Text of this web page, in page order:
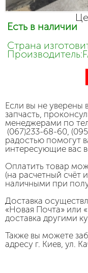
Есть в наличии
Страна
Если вы не уверены
запчасть,
менеджерами по
(067)233-68-60,
радостью помогут
интересующие вас
Оплатить товар
(на расчетный счёт
наличными при
Доставка
«Новая Почта» или
доставка другими
Также вы можете
адресу г. Киев, ул.